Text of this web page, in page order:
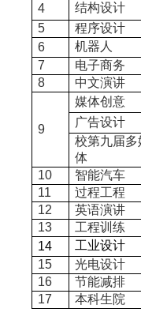
4
结构设计
5
程序设计
6
机器人
7
电子商务
8
中文演讲
9
媒体创意
广告设计
校第九届多
体
10
智能汽车
11
过程工程
12
英语演讲
13
工程训练
14
工业设计
15
光电设计
16
节能减排
17
本科生院